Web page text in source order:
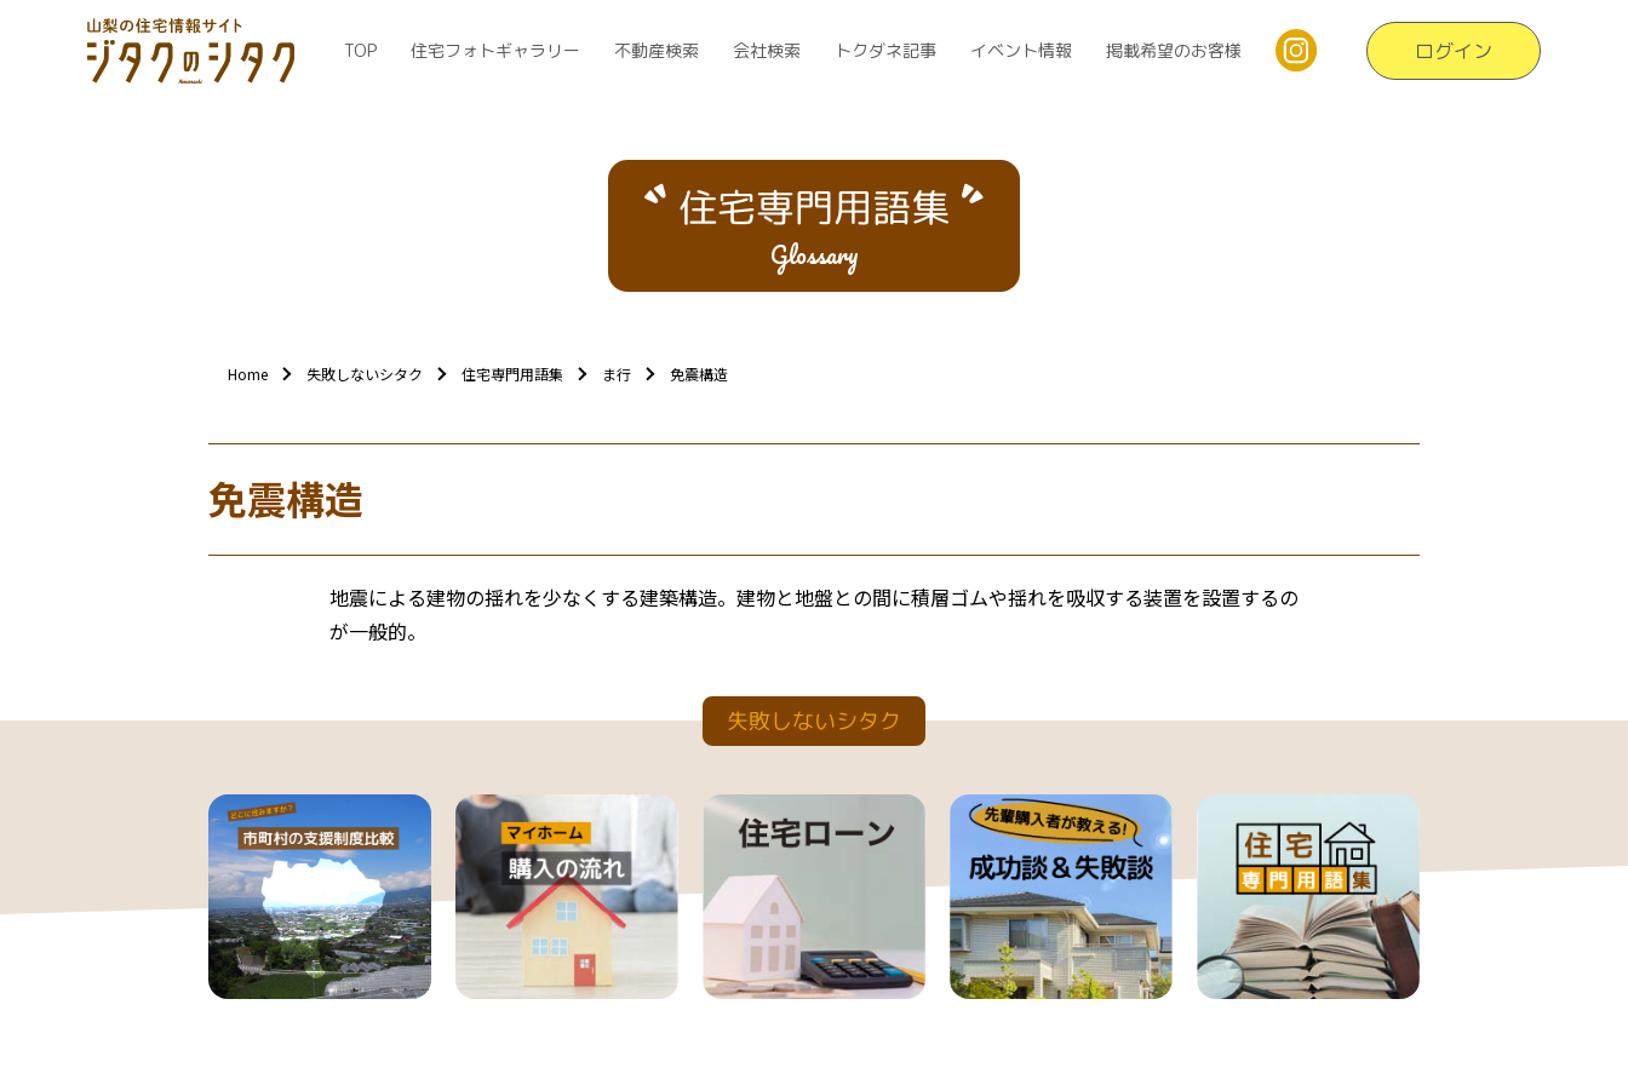
TOP 住宅フォトギャラリー 不動産検索 会社検索 トクダネ記事 イベント情報 掲載希望のお客様 ログイン
住宅専門用語集
Glossary
Home 失敗しないシタク 住宅専門用語集 ま行 免震構造
免震構造
地震による建物の揺れを少なくする建築構造。建物と地盤との間に積層ゴムや揺れを吸収する装置を設置するの
が一般的。
失敗しないシタク